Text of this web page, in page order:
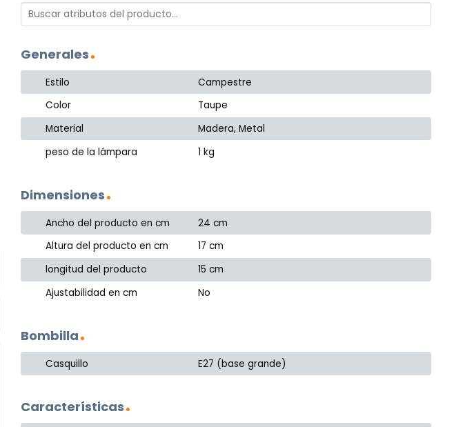
Generales
Estilo
Campestre
Color
Taupe
Material
Madera, Metal
peso de la lámpara
1 kg
Dimensiones
Ancho del producto en cm
24 cm
Altura del producto en cm
17 cm
longitud del producto
15 cm
Ajustabilidad en cm
No
Bombilla
Casquillo E27 (base grande)
Características